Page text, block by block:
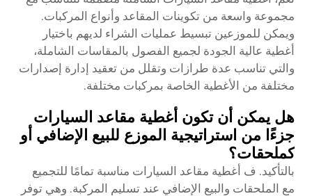
مجموعة واسعة من تكوينات المقاعد وأنواع المركبات.
ويمكن للموزعين تبسيط عمليات الشراء لديهم باختيار
أغطية عالية الجودة لجميع الفصول بالمقاسات الشاملة،
والتي تناسب عدة طرازات وتقلل من تعقيد إدارة إصدارات
مختلفة من الأغطية الخاصة بمركبات مختلفة.
هل يمكن أن تكون أغطية مقاعد السيارات
جزءًا من استراتيجية الموزع للبيع الإضافي أو
كملحقات؟
بالتأكيد. ف أغطية مقاعد السيارات مناسبة تمامًا للتجميع
مع الملحقات والبيع الإضافي عند تسليم المركبة. وهي توفر